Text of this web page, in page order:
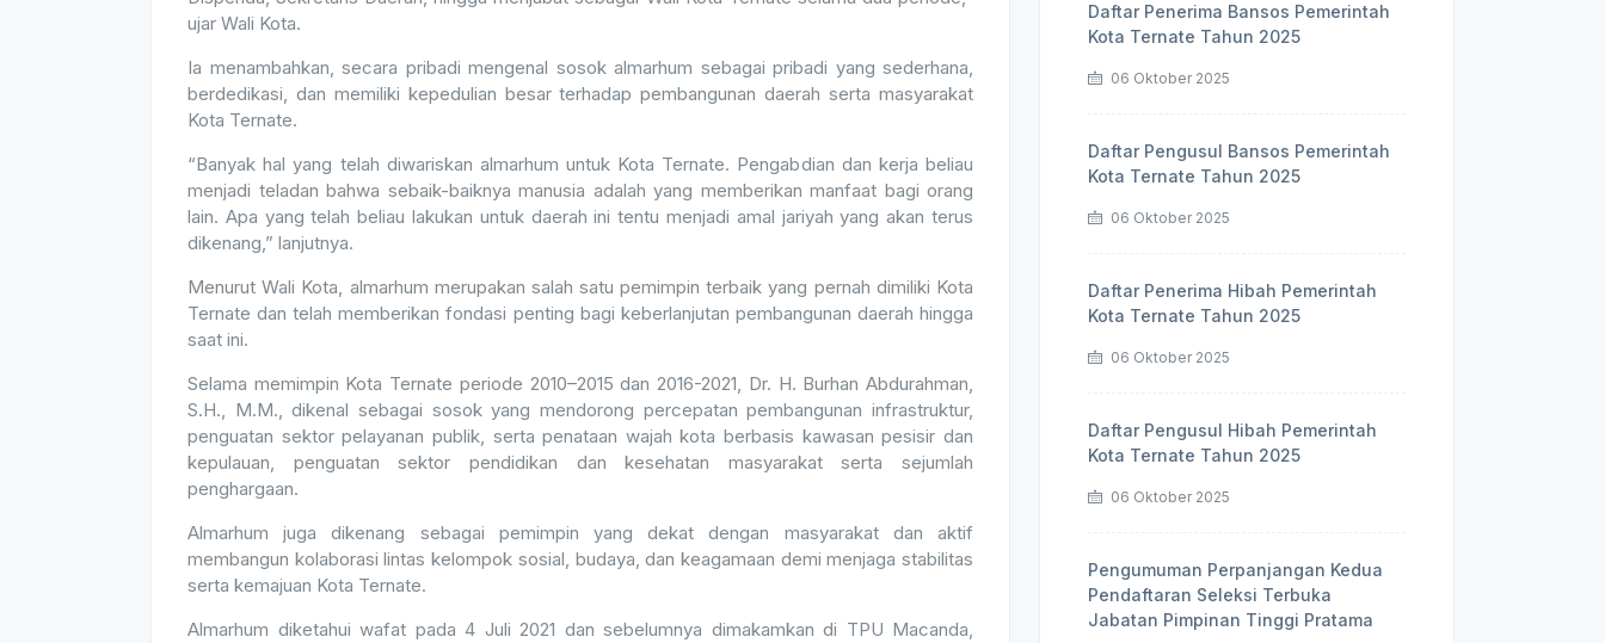
ujar Wali Kota.
Ia menambahkan, secara pribadi mengenal sosok almarhum sebagai pribadi yang sederhana,
berdedikasi, dan memiliki kepedulian besar terhadap pembangunan daerah serta masyarakat
Kota Ternate.
“Banyak hal yang telah diwariskan almarhum untuk Kota Ternate. Pengabdian dan kerja beliau
menjadi teladan bahwa sebaik-baiknya manusia adalah yang memberikan manfaat bagi orang
lain. Apa yang telah beliau lakukan untuk daerah ini tentu menjadi amal jariyah yang akan terus
dikenang,” lanjutnya.
Menurut Wali Kota, almarhum merupakan salah satu pemimpin terbaik yang pernah dimiliki Kota
Ternate dan telah memberikan fondasi penting bagi keberlanjutan pembangunan daerah hingga
saat ini.
Selama memimpin Kota Ternate periode 2010–2015 dan 2016-2021, Dr. H. Burhan Abdurahman,
S.H., M.M., dikenal sebagai sosok yang mendorong percepatan pembangunan infrastruktur,
penguatan sektor pelayanan publik, serta penataan wajah kota berbasis kawasan pesisir dan
kepulauan, penguatan sektor pendidikan dan kesehatan masyarakat serta sejumlah
penghargaan.
Almarhum juga dikenang sebagai pemimpin yang dekat dengan masyarakat dan aktif
membangun kolaborasi lintas kelompok sosial, budaya, dan keagamaan demi menjaga stabilitas
serta kemajuan Kota Ternate.
Almarhum diketahui wafat pada 4 Juli 2021 dan sebelumnya dimakamkan di TPU Macanda,
Daftar Penerima Bansos Pemerintah
Kota Ternate Tahun 2025
06 Oktober 2025
Daftar Pengusul Bansos Pemerintah
Kota Ternate Tahun 2025
06 Oktober 2025
Daftar Penerima Hibah Pemerintah
Kota Ternate Tahun 2025
06 Oktober 2025
Daftar Pengusul Hibah Pemerintah
Kota Ternate Tahun 2025
06 Oktober 2025
Pengumuman Perpanjangan Kedua
Pendaftaran Seleksi Terbuka
Jabatan Pimpinan Tinggi Pratama